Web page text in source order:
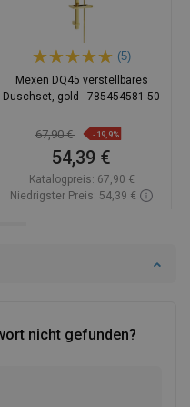
nicht gefunden?
(5)
Mexen DQ45 verstellbares
Duschset, gold - 785454581-50
67,90 € -19,9%
54,39 €
Katalogpreis: 67,90 €
Niedrigster Preis: 54,39 €